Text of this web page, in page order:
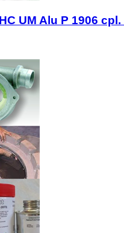
UM Alu P 1906